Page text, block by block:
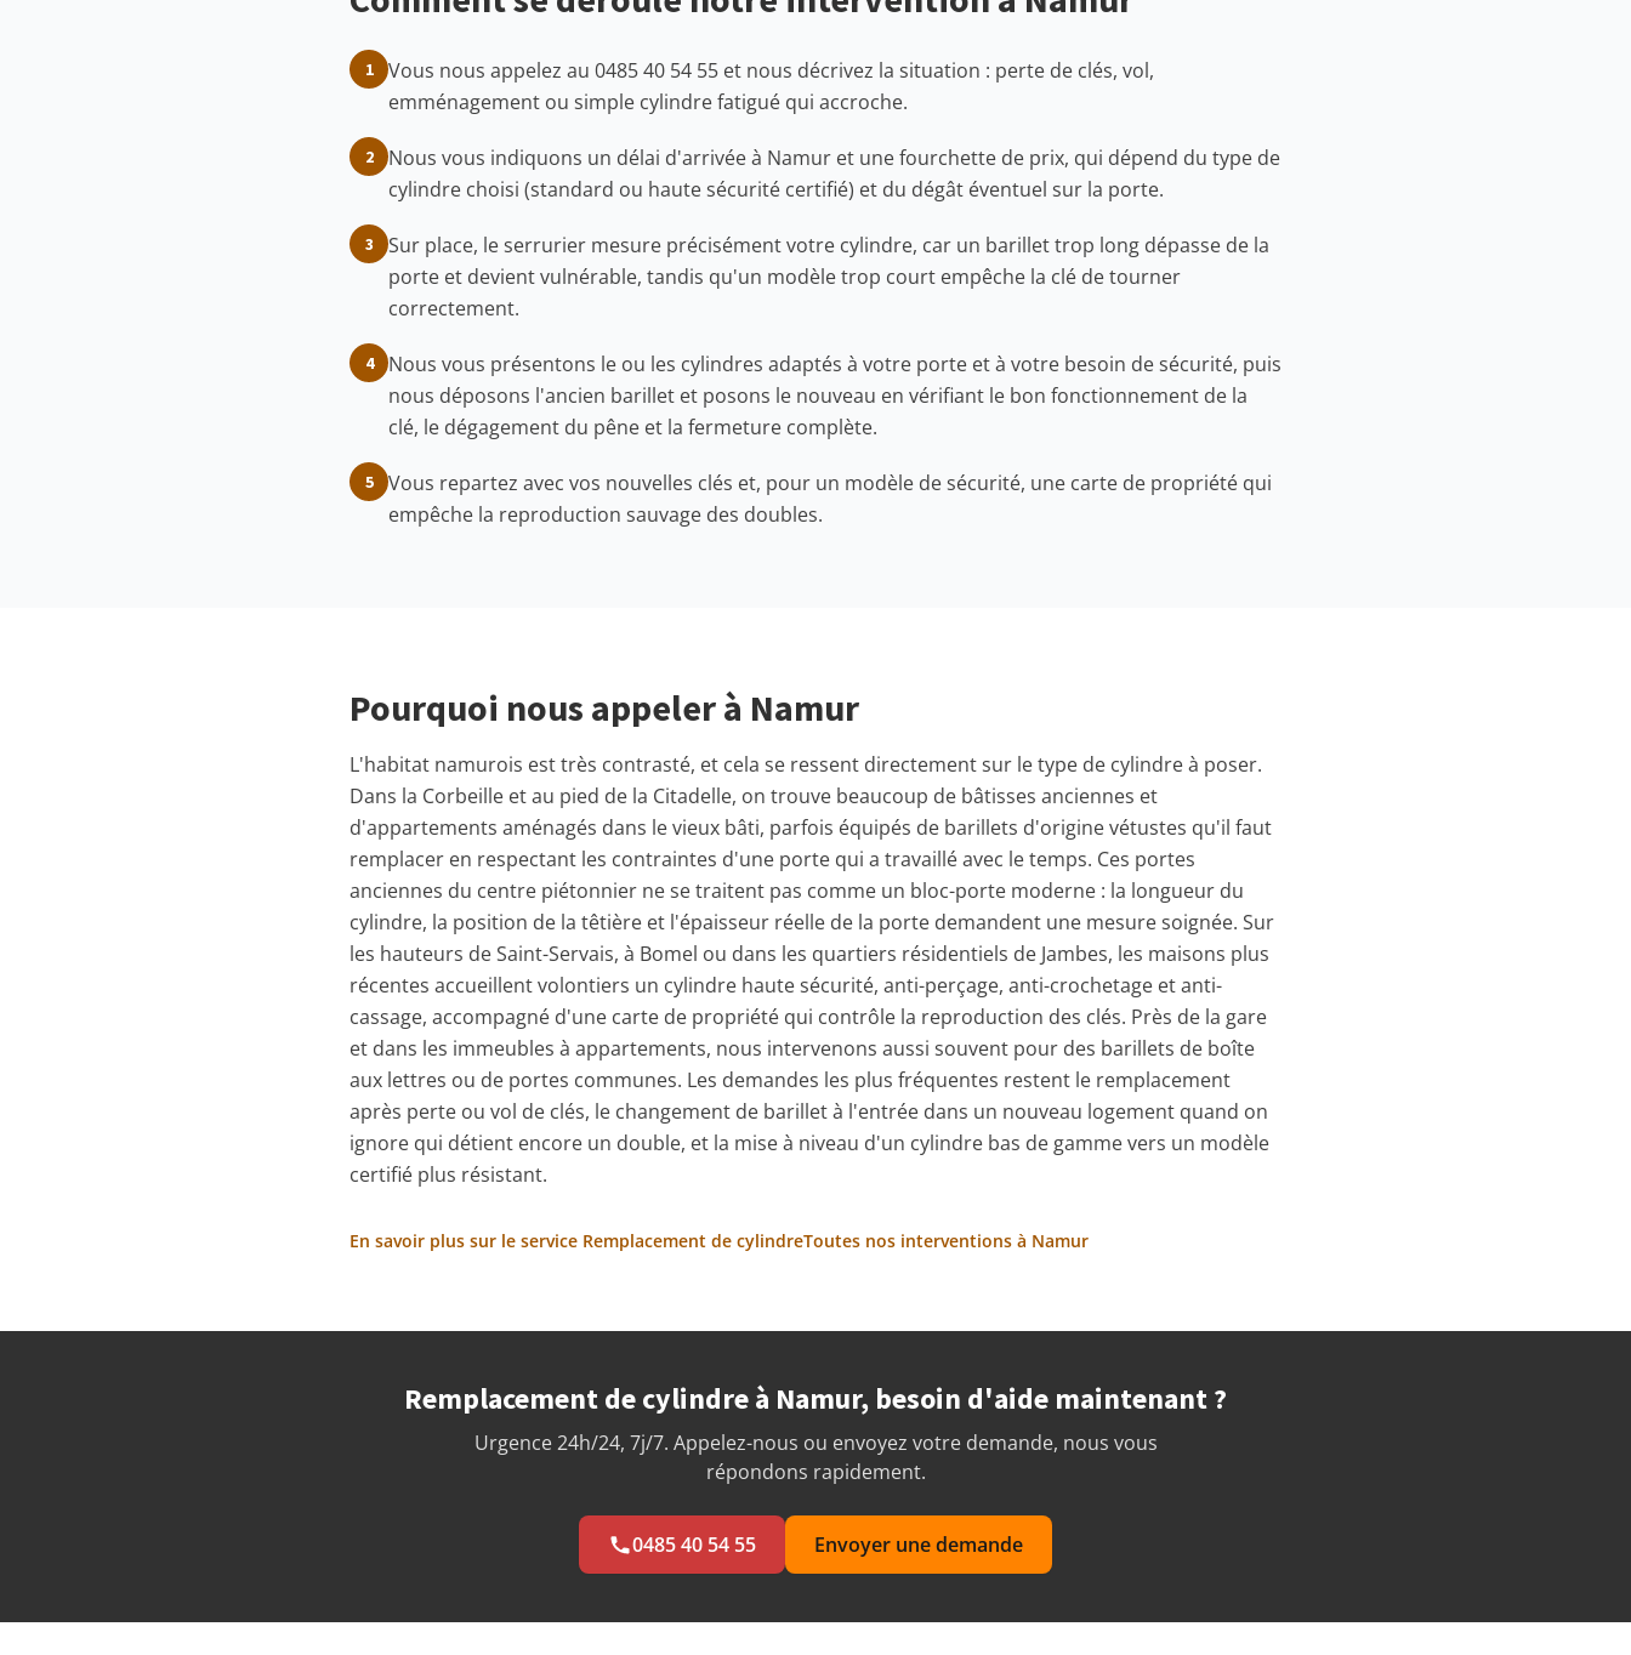
1
Vous nous appelez au 0485 40 54 55 et nous décrivez la situation : perte de clés, vol,
emménagement ou simple cylindre fatigué qui accroche.
2
Nous vous indiquons un délai d'arrivée à Namur et une fourchette de prix, qui dépend du type de
cylindre choisi (standard ou haute sécurité certifié) et du dégât éventuel sur la porte.
3
Sur place, le serrurier mesure précisément votre cylindre, car un barillet trop long dépasse de la
porte et devient vulnérable, tandis qu'un modèle trop court empêche la clé de tourner
correctement.
4
Nous vous présentons le ou les cylindres adaptés à votre porte et à votre besoin de sécurité, puis
nous déposons l'ancien barillet et posons le nouveau en vérifiant le bon fonctionnement de la
clé, le dégagement du pêne et la fermeture complète.
5
Vous repartez avec vos nouvelles clés et, pour un modèle de sécurité, une carte de propriété qui
empêche la reproduction sauvage des doubles.
Pourquoi nous appeler à Namur
L'habitat namurois est très contrasté, et cela se ressent directement sur le type de cylindre à poser.
Dans la Corbeille et au pied de la Citadelle, on trouve beaucoup de bâtisses anciennes et
d'appartements aménagés dans le vieux bâti, parfois équipés de barillets d'origine vétustes qu'il faut
remplacer en respectant les contraintes d'une porte qui a travaillé avec le temps. Ces portes
anciennes du centre piétonnier ne se traitent pas comme un bloc-porte moderne : la longueur du
cylindre, la position de la têtière et l'épaisseur réelle de la porte demandent une mesure soignée. Sur
les hauteurs de Saint-Servais, à Bomel ou dans les quartiers résidentiels de Jambes, les maisons plus
récentes accueillent volontiers un cylindre haute sécurité, anti-perçage, anti-crochetage et anti-
cassage, accompagné d'une carte de propriété qui contrôle la reproduction des clés. Près de la gare
et dans les immeubles à appartements, nous intervenons aussi souvent pour des barillets de boîte
aux lettres ou de portes communes. Les demandes les plus fréquentes restent le remplacement
après perte ou vol de clés, le changement de barillet à l'entrée dans un nouveau logement quand on
ignore qui détient encore un double, et la mise à niveau d'un cylindre bas de gamme vers un modèle
certifié plus résistant.
En savoir plus sur le service Remplacement de cylindreToutes nos interventions à Namur
Remplacement de cylindre à Namur, besoin d'aide maintenant ?
Urgence 24h/24, 7j/7. Appelez-nous ou envoyez votre demande, nous vous
répondons rapidement.
0485 40 54 55 Envoyer une demande